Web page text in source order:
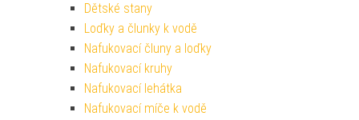
Dětské stany
Loďky a člunky k vodě
Nafukovací čluny a loďky
Nafukovací kruhy
Nafukovací lehátka
Nafukovací míče k vodě